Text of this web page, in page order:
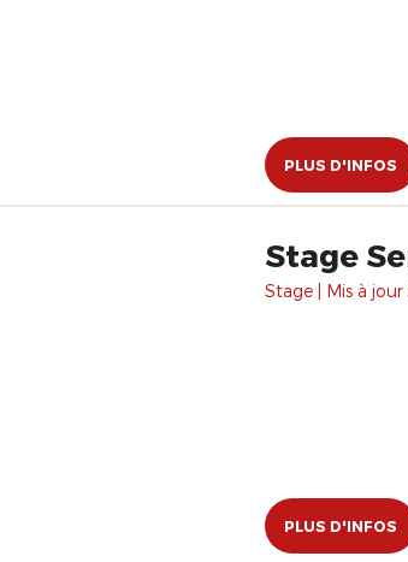
PLUS D'INFOS
Stage
Stage | Mis à
PLUS D'INFOS